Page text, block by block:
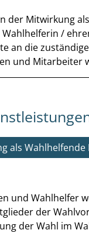
der Mitwirkung als
/
an die
und Mitarbeiter
als Wahlhelfende
und Wahlhelfer
der
der Wahl im